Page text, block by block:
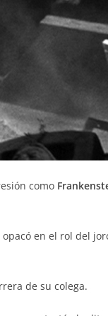
como
en el rol del
de su colega.